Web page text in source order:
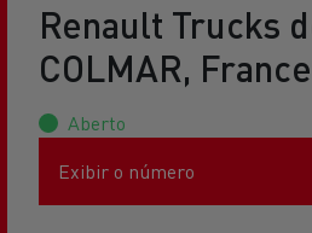
Renault Trucks
COLMAR, France
Aberto
Exibir o número